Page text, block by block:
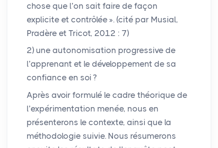
chose que l’on sait faire de façon
explicite et contrôlée ». (cité par Musial,
Pradère et Tricot, 2012 : 7)
2) une autonomisation progressive de
l’apprenant et le développement de sa
confiance en soi ?
Après avoir formulé le cadre théorique de
l’expérimentation menée, nous en
présenterons le contexte, ainsi que la
méthodologie suivie. Nous résumerons